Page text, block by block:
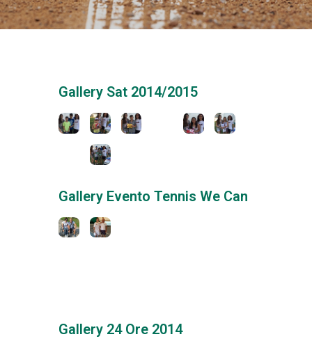
Gallery Sat 2014/2015
Gallery Evento Tennis We Can
Gallery 24 Ore 2014